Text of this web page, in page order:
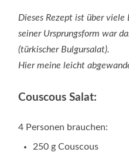
Dieses Rezept ist über
seiner Ursprungsform war
(türkischer Bulgursalat).
Hier meine leicht
Couscous Salat:
4 Personen brauchen:
250 g Couscous